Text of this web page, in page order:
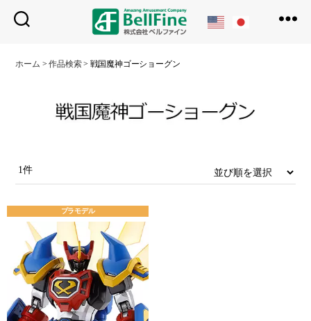
フ
ン
ホーム >作品検索> 戦国魔神ゴーショーグン
1件
プラモデル